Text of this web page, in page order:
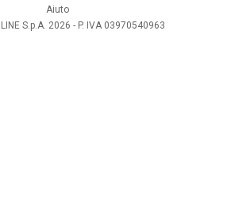
Aiuto
S.p.A. 2026 - P. IVA 03970540963